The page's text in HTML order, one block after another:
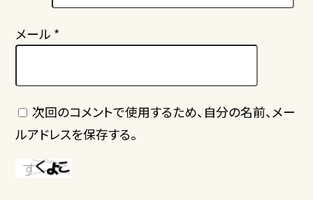
メール *
次回のコメントで使用するため、自分の名前、メー
ルアドレスを保存する。